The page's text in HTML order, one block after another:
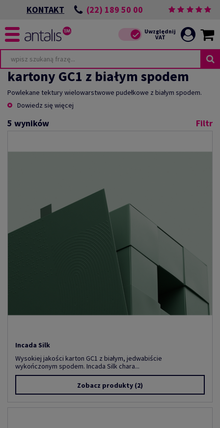
KONTAKT (22) 189 50 00
kartony GC1 z białym spodem
Powlekane tektury wielowarstwowe pudełkowe z białym spodem.
Dowiedz się więcej
5 wyników Filtr
Incada Silk
Wysokiej jakości karton GC1 z białym, jedwabiście
wykończonym spodem. Incada Silk chara...
Zobacz produkty (2)